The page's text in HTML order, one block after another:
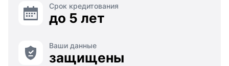
Срок кредитования
до 5 лет
Ваши данные
защищены